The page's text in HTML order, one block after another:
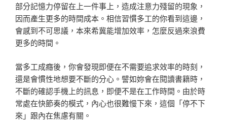
部分記憶力停留在上一件事上，造成注意力殘留的現象，
因而產生更多的時間成本。相信習慣多工的你看到這邊，
會感到不可思議，本來希冀能增加效率，怎麼反過來浪費
更多的時間。
當多工成癮後，你會發現即便在不需要追求效率的時刻，
還是會慣性地想要不斷的分心。譬如妳會在閱讀書籍時，
不斷的確認手機上的訊息，即便不是在工作時間。由於時
常處在快節奏的模式，內心也很難慢下來，這個「停不下
來」跟內在焦慮有關。